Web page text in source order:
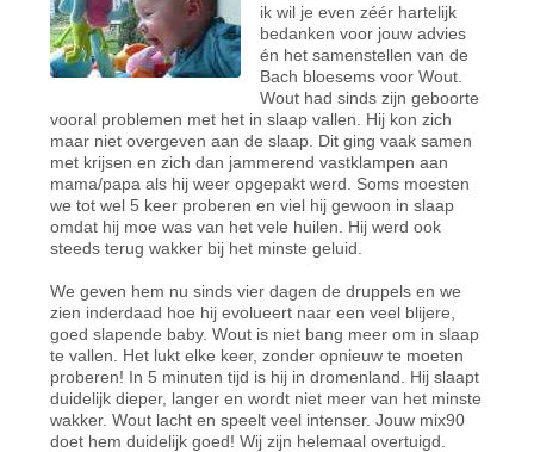
ik wil je even zéér hartelijk
bedanken voor jouw advies
én het samenstellen van de
Bach bloesems voor Wout.
Wout had sinds zijn geboorte
vooral problemen met het in slaap vallen. Hij kon zich
maar niet overgeven aan de slaap. Dit ging vaak samen
met krijsen en zich dan jammerend vastklampen aan
mama/papa als hij weer opgepakt werd. Soms moesten
we tot wel 5 keer proberen en viel hij gewoon in slaap
omdat hij moe was van het vele huilen. Hij werd ook
steeds terug wakker bij het minste geluid.
We geven hem nu sinds vier dagen de druppels en we
zien inderdaad hoe hij evolueert naar een veel blijere,
goed slapende baby. Wout is niet bang meer om in slaap
te vallen. Het lukt elke keer, zonder opnieuw te moeten
proberen! In 5 minuten tijd is hij in dromenland. Hij slaapt
duidelijk dieper, langer en wordt niet meer van het minste
wakker. Wout lacht en speelt veel intenser. Jouw mix90
doet hem duidelijk goed! Wij zijn helemaal overtuigd.